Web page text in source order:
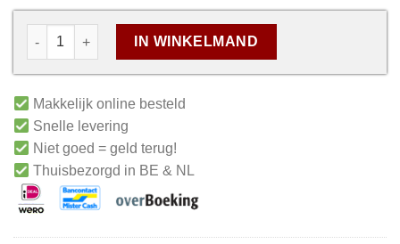
IN WINKELMAND
Makkelijk online besteld
Snelle levering
Niet goed = geld terug!
Thuisbezorgd in BE & NL